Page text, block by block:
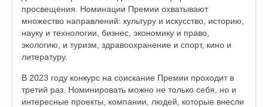
просвещения. Номинации Премии охватывают
множество направлений: культуру и искусство, историю,
науку и технологии, бизнес, экономику и право,
экологию, и туризм, здравоохранение и спорт, кино и
литературу.
В 2023 году конкурс на соискание Премии проходит в
третий раз. Номинировать можно не только себя, но и
интересные проекты, компании, людей, которые внесли